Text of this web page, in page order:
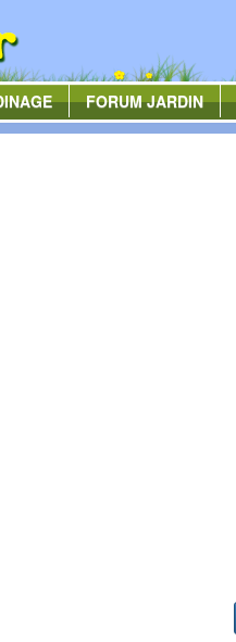
FORUMJARDIN